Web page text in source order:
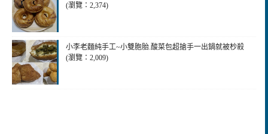
(瀏覽：2,374)
小李老麵純手工~小雙胞胎.酸菜包超搶手一出鍋就被杪殺
(瀏覽：2,009)